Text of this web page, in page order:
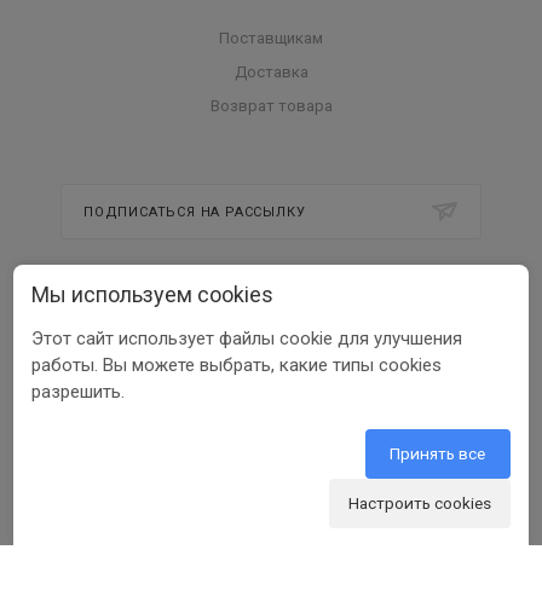
Поставщикам
Доставка
Возврат товара
ПОДПИСАТЬСЯ НА РАССЫЛКУ
8 800 350 56 58
info@beltools.ru
Северный, зд. 7, помещ. 1
Мы используем cookies
Этот сайт использует файлы cookie для улучшения
работы. Вы можете выбрать, какие типы cookies
разрешить.
Настроить cookies
Принять все